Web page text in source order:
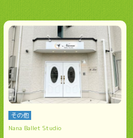
その他
Nana Ballet Studio